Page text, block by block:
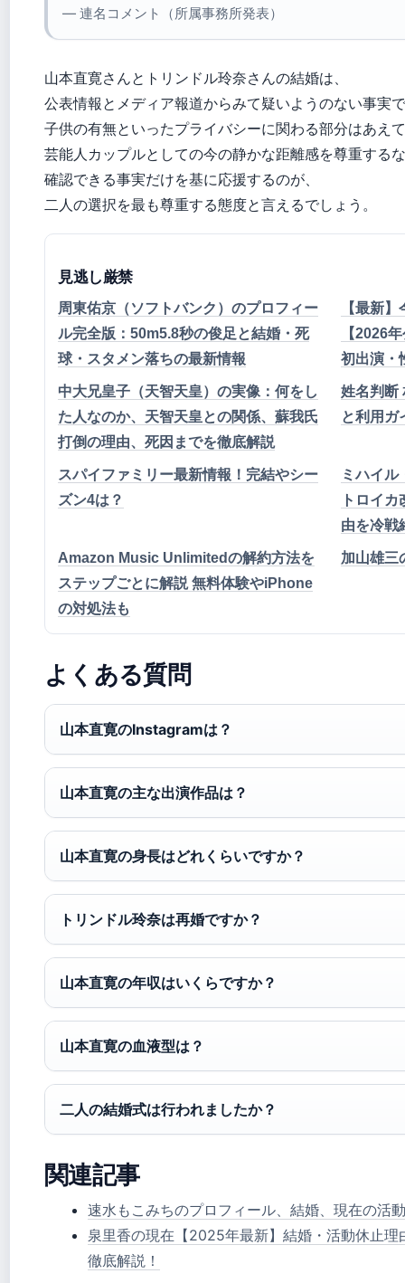
— 連名コメント（所属事務所発表）
山本直寛さんとトリンドル玲奈さんの結婚は、
公表情報とメディア報道からみて疑いようのない事実
子供の有無といったプライバシーに関わる部分はあえ
芸能人カップルとしての今の静かな距離感を尊重する
確認できる事実だけを基に応援するのが、
二人の選択を最も尊重する態度と言えるでしょう。
見逃し厳禁
周東佑京（ソフトバンク）のプロフィー
ル完全版：50m5.8秒の俊足と結婚・死
球・スタメン落ちの最新情報
【最新
【2026
初出演・
中大兄皇子（天智天皇）の実像：何をし
た人なのか、天智天皇との関係、蘇我氏
打倒の理由、死因までを徹底解説
姓名判断
と利用ガ
スパイファミリー最新情報！完結やシー
ズン4は？
ミハイル
トロイ
由を冷戦
Amazon Music Unlimitedの解約方法を
ステップごとに解説 無料体験やiPhone
の対処法も
加山雄三
よくある質問
山本直寛のInstagramは？
山本直寛の主な出演作品は？
山本直寛の身長はどれくらいですか？
トリンドル玲奈は再婚ですか？
山本直寛の年収はいくらですか？
山本直寛の血液型は？
二人の結婚式は行われましたか？
関連記事
速水もこみちのプロフィール、結婚、現在の活
泉里香の現在【2025年最新】結婚・活動休止
徹底解説！